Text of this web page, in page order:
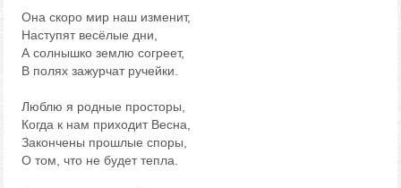
Она скоро мир наш изменит,
Наступят весёлые дни,
А солнышко землю согреет,
В полях зажурчат ручейки.
Люблю я родные просторы,
Когда к нам приходит Весна,
Закончены прошлые споры,
О том, что не будет тепла.